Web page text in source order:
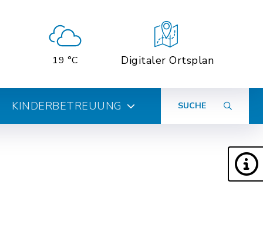
19 °C Digitaler Ortsplan
KINDERBETREUUNG SUCHE